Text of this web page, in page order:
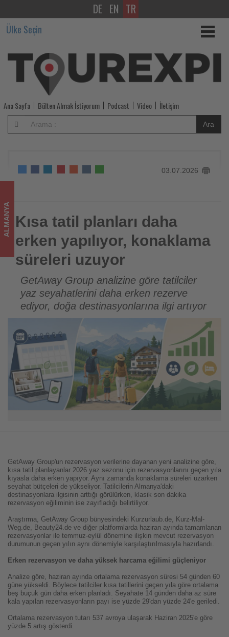
Kısa
tatil
planları
daha
erken
yapılıyor,
konaklama
süreleri
uzuyor
-
Tourexpi,
sizler
için
turizmde
olup
bitenleri
takip
ediyor!
DE EN TR
Ülke Seçin
Ana Sayfa Bülten Almak İstiyorum Podcast Video İletişim
Ara
03.07.2026
Kısa tatil planları daha erken yapılıyor, konaklama süreleri
uzuyor
ALMANYA Kısa tatil planları daha
erken yapılıyor, konaklama
süreleri uzuyor
GetAway Group analizine göre tatilciler
yaz seyahatlerini daha erken rezerve
ediyor, doğa destinasyonlarına ilgi artıyor
GetAway Group'un rezervasyon verilerine dayanan yeni analizine göre,
kısa tatil planlayanlar 2026 yaz sezonu için rezervasyonlarını geçen yıla
kıyasla daha erken yapıyor. Aynı zamanda konaklama süreleri uzarken
seyahat bütçeleri de yükseliyor. Tatilcilerin Almanya'daki
destinasyonlara ilgisinin arttığı görülürken, klasik son dakika
rezervasyon eğiliminin ise zayıfladığı belirtiliyor.
Araştırma, GetAway Group bünyesindeki Kurzurlaub.de, Kurz-Mal-
Weg.de, Beauty24.de ve diğer platformlarda haziran ayında tamamlanan
rezervasyonlar ile temmuz-eylül dönemine ilişkin mevcut rezervasyon
durumunun geçen yılın aynı dönemiyle karşılaştırılmasıyla hazırlandı.
Erken rezervasyon ve daha yüksek harcama eğilimi güçleniyor
Analize göre, haziran ayında ortalama rezervasyon süresi 54 günden 60
güne yükseldi. Böylece tatilciler kısa tatillerini geçen yıla göre ortalama
beş buçuk gün daha erken planladı. Seyahate 14 günden daha az süre
kala yapılan rezervasyonların payı ise yüzde 29'dan yüzde 24'e geriledi.
Ortalama rezervasyon tutarı 537 avroya ulaşarak Haziran 2025'e göre
yüzde 5 artış gösterdi.